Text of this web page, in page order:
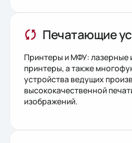
Печатающие
Принтеры и МФУ: лазерные
принтеры, а также
устройства ведущих
высококачественной
изображений.